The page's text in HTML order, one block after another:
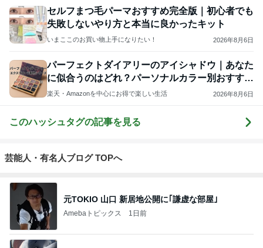
セルフまつ毛パーマおすすめ完全版｜初心者でも
失敗しないやり方と本当に良かったキット
いまここのお買い物上手になりたい！ 2026年8月6日
パーフェクトダイアリーのアイシャドウ｜あなた
に似合うのはどれ？パーソナルカラー別おすすめ
パレット
楽天・Amazonを中心にお得で楽しい生活 2026年8月6日
このハッシュタグの記事を見る
芸能人・有名人ブログ TOPへ
元TOKIO 山口 新居地公開に｢謙虚な部屋｣
Amebaトピックス 1日前